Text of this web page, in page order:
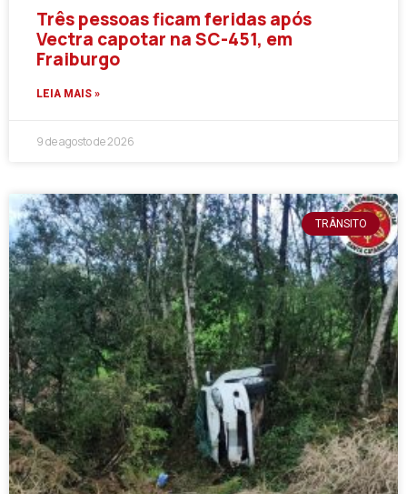
Três pessoas ficam feridas após
Vectra capotar na SC-451, em
Fraiburgo
LEIA MAIS »
9 de agosto de 2026
TRÂNSITO